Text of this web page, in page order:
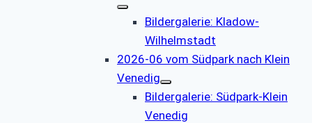
Bildergalerie: Kladow-
Wilhelmstadt
2026-06 vom Südpark nach Klein
Venedig
Bildergalerie: Südpark-Klein
Venedig